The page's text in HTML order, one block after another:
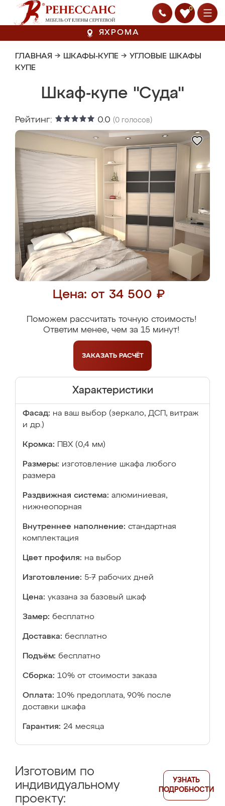
0
ЯХРОМА
ГЛАВНАЯ → ШКАФЫ-КУПЕ → УГЛОВЫЕ ШКАФЫ
КУПЕ
Шкаф-купе "Суда"
Рейтинг: 0.0 (0 голосов)
Цена: от 34 500 ₽
Поможем рассчитать точную стоимость!
Ответим менее, чем за 15 минут!
ЗАКАЗАТЬ РАСЧЁТ
Характеристики
Фасад: на ваш выбор (зеркало, ДСП, витраж
и др.)
Кромка: ПВХ (0,4 мм)
Размеры: изготовление шкафа любого
размера
Раздвижная система: алюминиевая,
нижнеопорная
Внутреннее наполнение: стандартная
комплектация
Цвет профиля: на выбор
Изготовление: 5-7 рабочих дней
Цена: указана за базовый шкаф
Замер: бесплатно
Доставка: бесплатно
Подъём: бесплатно
Сборка: 10% от стоимости заказа
Оплата: 10% предоплата, 90% после
доставки шкафа
Гарантия: 24 месяца
Изготовим по
индивидуальному
проекту:
УЗНАТЬ
ПОДРОБНОСТИ